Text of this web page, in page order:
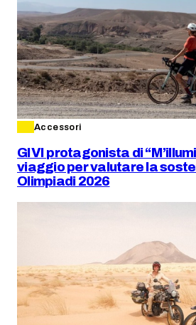
Accessori
GIVI protagonista di
viaggio per valutare la
Olimpiadi 2026